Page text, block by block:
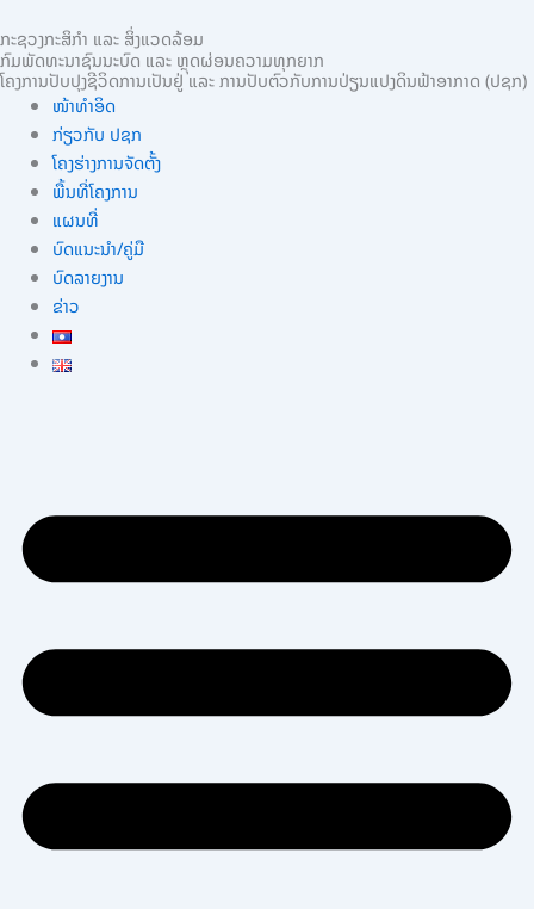
to
content
ກະຊວງກະສິກຳ ແລະ ສິ່ງແວດລ້ອມ
ກົມພັດທະນາຊົນນະບົດ ແລະ ຫຼຸດຜ່ອນຄວາມທຸກຍາກ
ໂຄງການປັບປຸງຊີວິດການເປັນຢູ່ ແລະ ການປັບຕົວກັບການປ່ຽນແປງດິນຟ້າອາກາດ (ປຊກ)
ໜ້າທຳອິດ
ກ່ຽວກັບ ປຊກ
ໂຄງຮ່າງການຈັດຕັ້ງ
ພື້ນທີ່ໂຄງການ
ແຜນທີ່
ບົດແນະນໍາ/ຄູ່ມື
ບົດລາຍງານ
ຂ່າວ